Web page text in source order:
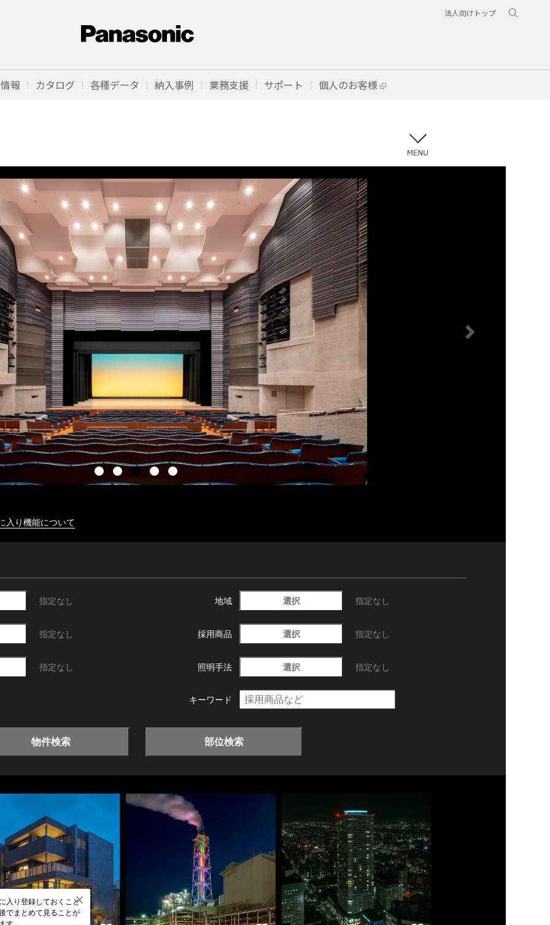
法人向けトップ
報 カタログ 各種データ 納入事例 業務支援 サポート 個人のお客様
入り機能について
指定なし 地域 選択 指定なし
指定なし 採用商品 選択 指定なし
指定なし 照明手法 選択 指定なし
キーワード
物件検索 部位検索
入り登録しておくこと
でまとめて見ることが